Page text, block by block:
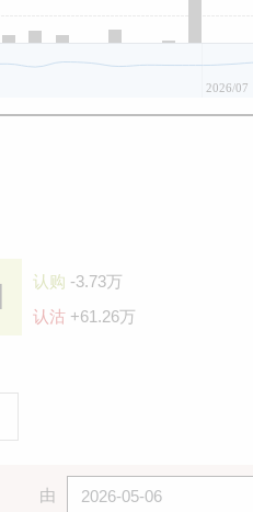
2026/07
认购 -3.73万
认沽 +61.26万
由